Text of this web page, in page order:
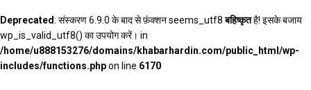
Deprecated: संस्करण 6.9.0 के बाद से फ़ंक्शन seems_utf8बहिष्कृतहै! इसके बजाय
wp_is_valid_utf8() का उपयोग करें। in
/home/u888153276/domains/khabarhardin.com/public_html/wp-
includes/functions.phpon line 6170